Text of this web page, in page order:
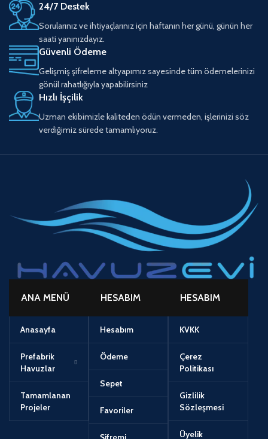
24/7 Destek
Sorularınız ve ihtiyaçlarınız için haftanın her günü, günün her
saati yanınızdayız.
Güvenli Ödeme
Gelişmiş şifreleme altyapımız sayesinde tüm ödemelerinizi
gönül rahatlığıyla yapabilirsiniz
Hızlı İşçilik
Uzman ekibimizle kaliteden ödün vermeden, işlerinizi söz
verdiğimiz sürede tamamlıyoruz.
ANA MENÜ
Anasayfa
Prefabrik
Havuzlar
Tamamlanan
Projeler
HESABIM
Hesabım
Ödeme
Sepet
Favoriler
HESABIM
KVKK
Çerez
Politikası
Gizlilik
Sözleşmesi
Üyelik